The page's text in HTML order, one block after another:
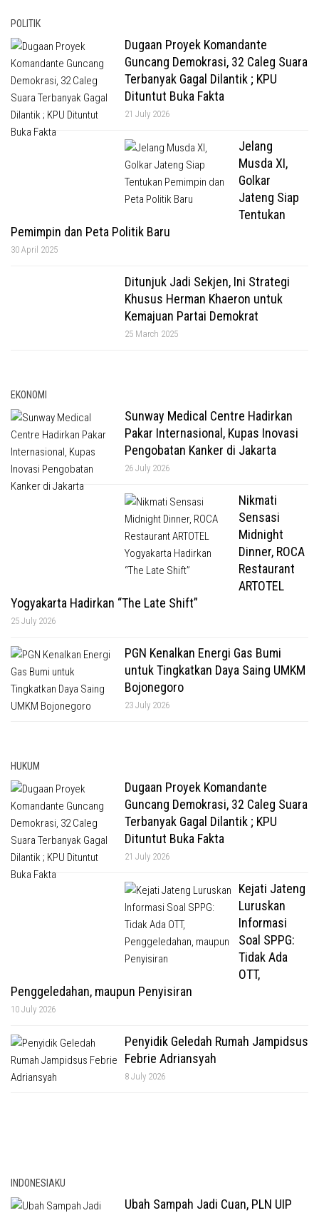
POLITIK
Dugaan Proyek Komandante
Guncang Demokrasi, 32 Caleg Suara
Terbanyak Gagal Dilantik ; KPU
Dituntut Buka Fakta
21 July 2026
Jelang
Musda XI,
Golkar
Jateng Siap
Tentukan
Pemimpin dan Peta Politik Baru
30 April 2025
Ditunjuk Jadi Sekjen, Ini Strategi
Khusus Herman Khaeron untuk
Kemajuan Partai Demokrat
25 March 2025
EKONOMI
Sunway Medical Centre Hadirkan
Pakar Internasional, Kupas Inovasi
Pengobatan Kanker di Jakarta
26 July 2026
Nikmati
Sensasi
Midnight
Dinner, ROCA
Restaurant
ARTOTEL
Yogyakarta Hadirkan “The Late Shift”
25 July 2026
PGN Kenalkan Energi Gas Bumi
untuk Tingkatkan Daya Saing UMKM
Bojonegoro
23 July 2026
HUKUM
Dugaan Proyek Komandante
Guncang Demokrasi, 32 Caleg Suara
Terbanyak Gagal Dilantik ; KPU
Dituntut Buka Fakta
21 July 2026
Kejati Jateng
Luruskan
Informasi
Soal SPPG:
Tidak Ada
OTT,
Penggeledahan, maupun Penyisiran
10 July 2026
Penyidik Geledah Rumah Jampidsus
Febrie Adriansyah
8 July 2026
INDONESIAKU
Ubah Sampah Jadi Cuan, PLN UIP